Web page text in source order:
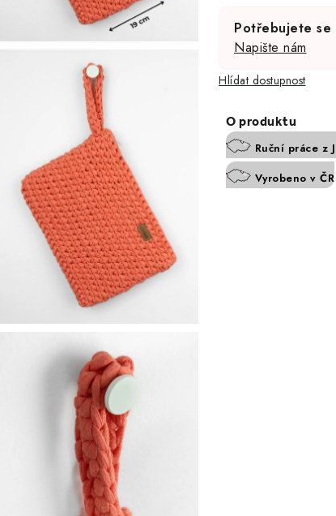
Potřebujete se
Napište nám
Hlídat
Ruční práce z
Vyrobeno v ČR